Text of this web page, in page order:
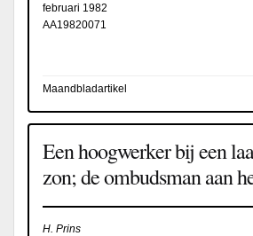
februari 1982
AA19820071
Maandbladartikel
Een hoogwerker bij een
zon; de ombudsman aan
H. Prins